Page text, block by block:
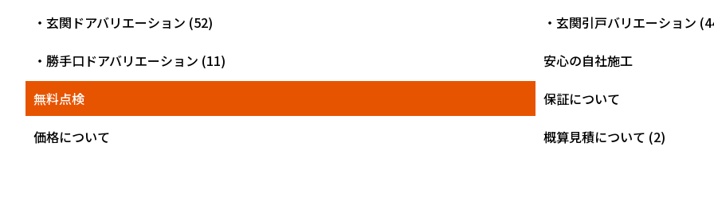
・玄関ドアバリエーション (52)
・玄関引戸バリエーション
・勝手口ドアバリエーション (11)
安心の自社施工
無料点検
保証について
価格について
概算見積について (2)